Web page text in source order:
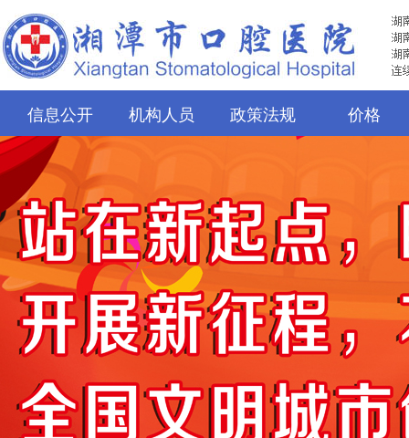
信息公开 机构人员 政策法规 价格